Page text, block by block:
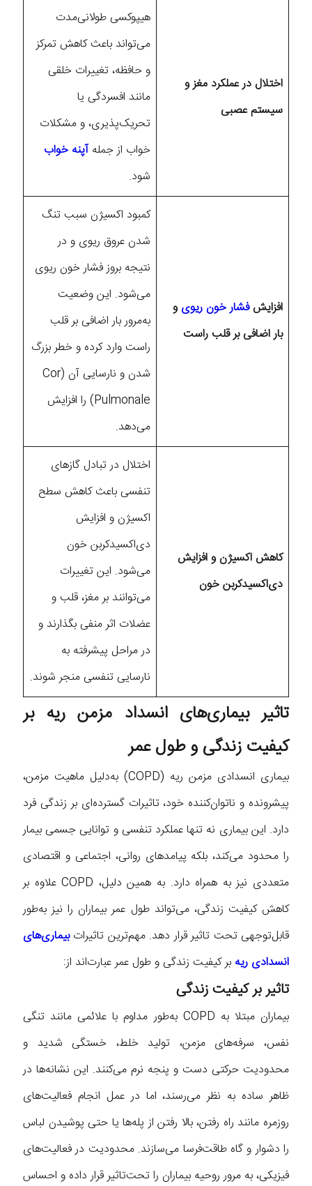
اختلال در عملکرد مغز و
سیستم عصبی
هیپوکسی طولانی‌مدت
می‌تواند باعث کاهش تمرکز
و حافظه، تغییرات خلقی
مانند افسردگی یا
تحریک‌پذیری، و مشکلات
خواب از جملهآپنه خواب
شود.
افزایشفشار خون ریویو
بار اضافی بر قلب راست
کمبود اکسیژن سبب تنگ
شدن عروق ریوی و در
نتیجه بروز فشار خون ریوی
می‌شود. این وضعیت
به‌مرور بار اضافی بر قلب
راست وارد کرده و خطر بزرگ
شدن و نارسایی آن (Cor
Pulmonale) را افزایش
می‌دهد.
کاهش اکسیژن و افزایش
دی‌اکسیدکربن خون
اختلال در تبادل گازهای
تنفسی باعث کاهش سطح
اکسیژن و افزایش
دی‌اکسیدکربن خون
می‌شود. این تغییرات
می‌توانند بر مغز، قلب و
عضلات اثر منفی بگذارند و
در مراحل پیشرفته به
نارسایی تنفسی منجر شوند.
تاثیر بیماری‌های انسداد مزمن ریه بر
کیفیت زندگی و طول عمر
بیماری انسدادی مزمن ریه (COPD) به‌دلیل ماهیت مزمن،
پیشرونده و ناتوان‌کننده خود، تاثیرات گسترده‌ای بر زندگی فرد
دارد. این بیماری نه‌ تنها عملکرد تنفسی و توانایی جسمی بیمار
را محدود می‌کند، بلکه پیامدهای روانی، اجتماعی و اقتصادی
متعددی نیز به همراه دارد. به همین دلیل، COPD علاوه بر
کاهش کیفیت زندگی، می‌تواند طول عمر بیماران را نیز به‌طور
قابل‌توجهی تحت تاثیر قرار دهد. مهم‌ترین تاثیراتبیماری‌های
انسدادی ریه بر کیفیت زندگی و طول عمر عبارت‌اند از:
تاثیر بر کیفیت زندگی
بیماران مبتلا به COPD به‌طور مداوم با علائمی مانند تنگی
نفس، سرفه‌های مزمن، تولید خلط، خستگی شدید و
محدودیت حرکتی دست‌ و پنجه نرم می‌کنند. این نشانه‌ها در
ظاهر ساده به نظر می‌رسند، اما در عمل انجام فعالیت‌های
روزمره مانند راه رفتن، بالا رفتن از پله‌ها یا حتی پوشیدن لباس
را دشوار و گاه طاقت‌فرسا می‌سازند. محدودیت در فعالیت‌های
فیزیکی، به مرور روحیه بیماران را تحت‌تاثیر قرار داده و احساس